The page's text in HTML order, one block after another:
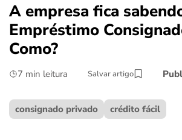
crédito fácil
A empresa fica
Empréstimo
Como?
7 min leitura Salvar artigo
consignado privado crédito fácil